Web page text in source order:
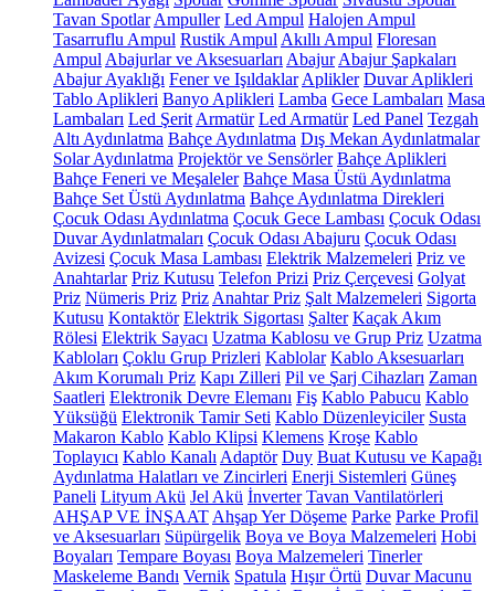
Tavan Spotlar Ampuller Led Ampul Halojen Ampul
Tasarruflu Ampul Rustik Ampul Akıllı Ampul Floresan
Ampul Abajurlar ve Aksesuarları Abajur Abajur Şapkaları
Abajur Ayaklığı Fener ve Işıldaklar Aplikler Duvar Aplikleri
Tablo Aplikleri Banyo Aplikleri Lamba Gece Lambaları Masa
Lambaları Led Şerit Armatür Led Armatür Led Panel Tezgah
Altı Aydınlatma Bahçe Aydınlatma Dış Mekan Aydınlatmalar
Solar Aydınlatma Projektör ve Sensörler Bahçe Aplikleri
Bahçe Feneri ve Meşaleler Bahçe Masa Üstü Aydınlatma
Bahçe Set Üstü Aydınlatma Bahçe Aydınlatma Direkleri
Çocuk Odası Aydınlatma Çocuk Gece Lambası Çocuk Odası
Duvar Aydınlatmaları Çocuk Odası Abajuru Çocuk Odası
Avizesi Çocuk Masa Lambası Elektrik Malzemeleri Priz ve
Anahtarlar Priz Kutusu Telefon Prizi Priz Çerçevesi Golyat
Priz Nümeris Priz Priz Anahtar Priz Şalt Malzemeleri Sigorta
Kutusu Kontaktör Elektrik Sigortası Şalter Kaçak Akım
Rölesi Elektrik Sayacı Uzatma Kablosu ve Grup Priz Uzatma
Kabloları Çoklu Grup Prizleri Kablolar Kablo Aksesuarları
Akım Korumalı Priz Kapı Zilleri Pil ve Şarj Cihazları Zaman
Saatleri Elektronik Devre Elemanı Fiş Kablo Pabucu Kablo
Yüksüğü Elektronik Tamir Seti Kablo Düzenleyiciler Susta
Makaron Kablo Kablo Klipsi Klemens Kroşe Kablo
Toplayıcı Kablo Kanalı Adaptör Duy Buat Kutusu ve Kapağı
Aydınlatma Halatları ve Zincirleri Enerji Sistemleri Güneş
Paneli Lityum Akü Jel Akü İnverter Tavan Vantilatörleri
AHŞAP VE İNŞAAT Ahşap Yer Döşeme Parke Parke Profil
ve Aksesuarları Süpürgelik Boya ve Boya Malzemeleri Hobi
Boyaları Tempare Boyası Boya Malzemeleri Tinerler
Maskeleme Bandı Vernik Spatula Hışır Örtü Duvar Macunu